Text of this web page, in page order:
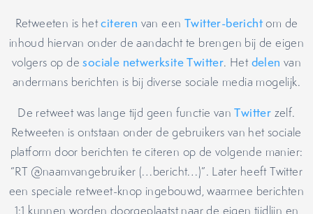
Retweeten is hetciteren van een Twitter-berichtom de
inhoud hiervan onder de aandacht te brengen bij de eigen
volgers op desociale netwerksite Twitter. Hetdelen van
andermans berichten is bij diverse sociale media mogelijk.
De retweet was lange tijd geen functie vanTwitter zelf.
Retweeten is ontstaan onder de gebruikers van het sociale
platform door berichten te citeren op de volgende manier:
“RT @naamvangebruiker (…bericht…)”. Later heeft Twitter
een speciale retweet-knop ingebouwd, waarmee berichten
1:1 kunnen worden doorgeplaatst naar de eigen tijdlijn en